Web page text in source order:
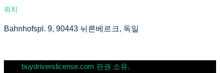
위치
Bahnhofspl. 9, 90443 뉘른베르크, 독일
buydriverslicense.com 판권 소유.